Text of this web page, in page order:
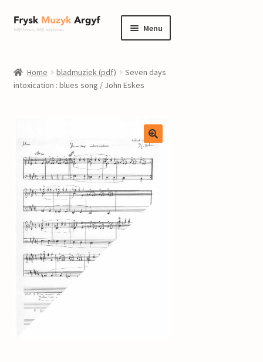
Ga
door
navigatie
Ga
naar
inhoud
Menu
informatie
uitvouwen
Componisten
nieuws
events
contact
mijn account
Home bladmuziek (pdf)
Seven days
intoxication : blues song / John Eskes